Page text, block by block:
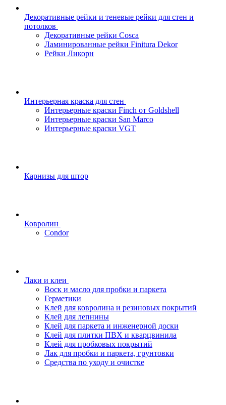
Декоративные рейки и теневые рейки для стен и
потолков
Декоративные рейки Cosca
Ламинированные рейки Finitura Dekor
Рейки Ликорн
Интерьерная краска для стен
Интерьерные краски Finch от Goldshell
Интерьерные краски San Marco
Интерьерные краски VGT
Карнизы для штор
Ковролин
Condor
Лаки и клеи
Воск и масло для пробки и паркета
Герметики
Клей для ковролина и резиновых покрытий
Клей для лепнины
Клей для паркета и инженерной доски
Клей для плитки ПВХ и кварцвинила
Клей для пробковых покрытий
Лак для пробки и паркета, грунтовки
Средства по уходу и очистке